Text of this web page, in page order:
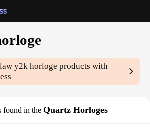
y2k horloge products with
found in the Quartz Horloges